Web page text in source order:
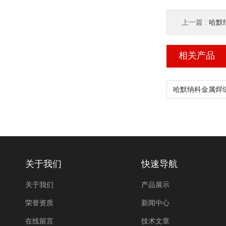
上一篇 : 哈默
相关产品
关于我们
关于我们
荣誉资质
在线留言
快速导航
产品展示
新闻中心
技术文章